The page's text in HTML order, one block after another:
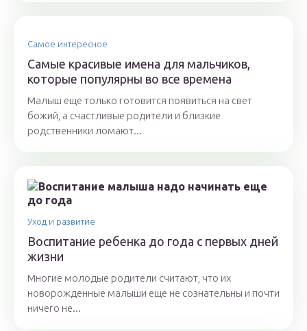
Самое интересное
Самые красивые имена для мальчиков,
которые популярны во все времена
Малыш еще только готовится появиться на свет
божий, а счастливые родители и близкие
родственники ломают...
Уход и развитие
Воспитание ребенка до года с первых дней
жизни
Многие молодые родители считают, что их
новорожденные малыши еще не сознательны и почти
ничего не...